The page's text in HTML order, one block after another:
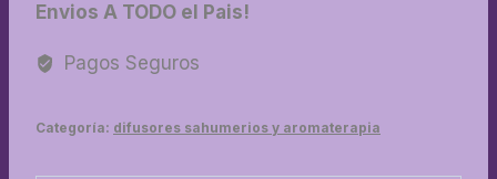
semillas
cantidad
Envios A TODO el Pais!
Pagos Seguros
Categoría: difusores sahumerios y aromaterapia